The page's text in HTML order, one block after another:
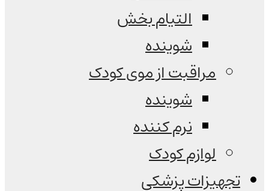
التیام بخش
شوینده
مراقبت از موی کودک
شوینده
نرم کننده
لوازم کودک
تجهیزات پزشکی